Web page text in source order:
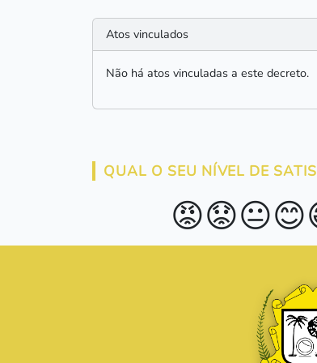
Atos vinculados
Não há atos vinculadas a este decreto.
QUAL O SEU NÍVEL DE
😡😟😐😊